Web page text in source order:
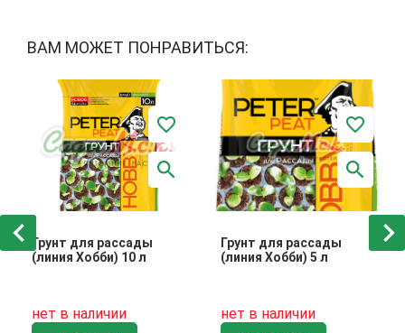
ВАМ МОЖЕТ ПОНРАВИТЬСЯ:
Грунт для рассады
(линия Хобби) 10 л
нет в наличии
Грунт для рассады
(линия Хобби) 5 л
нет в наличии